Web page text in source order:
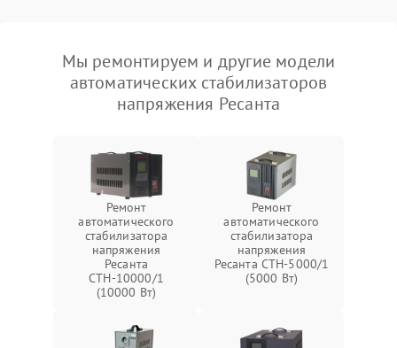
Мы ремонтируем и другие модели
автоматических стабилизаторов
напряжения Ресанта
Ремонт
автоматического
стабилизатора
напряжения
Ресанта
СТН-10000/1
(10000 Вт)
Ремонт
автоматического
стабилизатора
напряжения
Ресанта СТН-5000/1
(5000 Вт)